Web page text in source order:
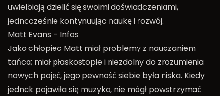
uwielbiają dzielić się swoimi doświadczeniami,
jednocześnie kontynuując naukę i rozwój.
Matt Evans – Infos
Jako chłopiec Matt miał problemy z nauczaniem
tańca; miał płaskostopie i niezdolny do zrozumienia
nowych pojęć, jego pewność siebie była niska. Kiedy
jednak pojawiła się muzyka, nie mógł powstrzymać